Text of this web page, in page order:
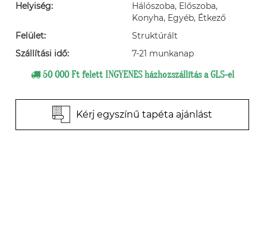
Helyiség:
Hálószoba, Előszoba,
Konyha, Egyéb, Étkező
Felület:
Struktúrált
Szállítási idő:
7-21 munkanap
50 000 Ft felett INGYENES házhozszállítás a GLS-el
Kérj egyszínű tapéta ajánlást